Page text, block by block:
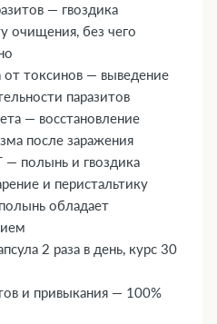
— гвоздика
очищения, без чего
токсинов — выведение
паразитов
— восстановление
после заражения
полынь и гвоздика
и перистальтику
обладает
2 раза в день, курс 30
и привыкания — 100%